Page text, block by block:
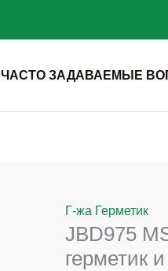
ЧАСТО ЗАДАВАЕМЫЕ
Г-жа Герметик
JBD975
герметик